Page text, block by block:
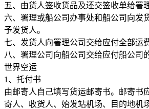
五、由货人签收货品及还交签收单给署
六、署理或船公司办事处和船公司向发
予发货人。
七、发货人向署理公司交给应付全部运费
八、署理公司向船公司交给应付船公司
世界空运
1、托付书
由邮寄人自己填写货运邮寄书。邮寄书
寄人、收货人、始发站机场、目的地机